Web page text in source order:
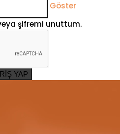
Göster
veya şifremi unuttum.
YAP